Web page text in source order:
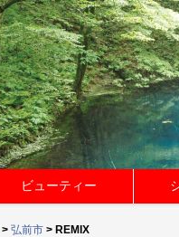
ビューティー
> 弘前市 > REMIX